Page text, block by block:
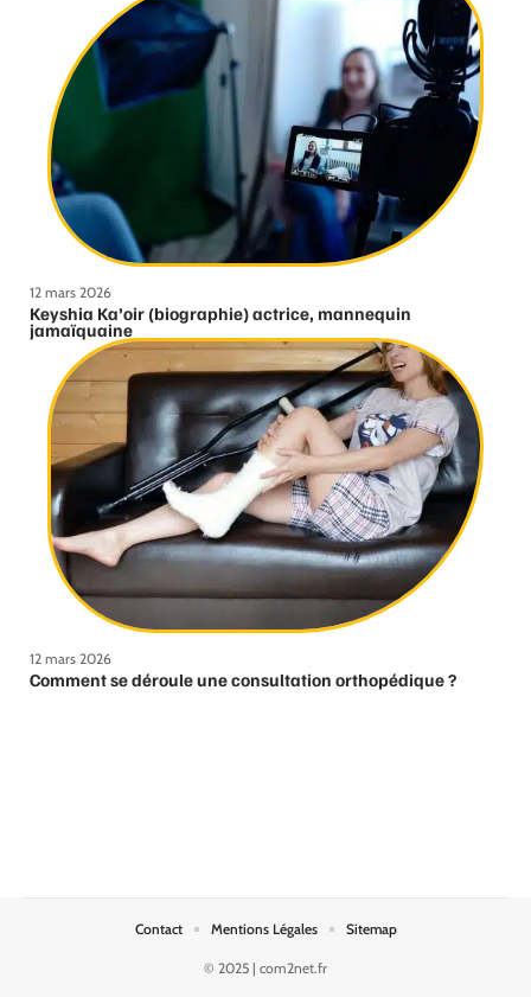
12 mars 2026
Keyshia Ka’oir (biographie) actrice, mannequin
jamaïquaine
12 mars 2026
Comment se déroule une consultation orthopédique ?
© 2025 | com2net.fr
Contact Mentions Légales Sitemap